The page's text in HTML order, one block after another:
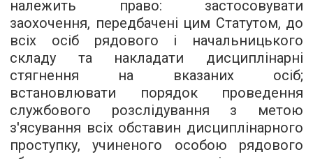
належить право: застосовувати
заохочення, передбачені цим Статутом, до
всіх осіб рядового і начальницького
складу та накладати дисциплінарні
стягнення на вказаних осіб;
встановлювати порядок проведення
службового розслідування з метою
з'ясування всіх обставин дисциплінарного
проступку, учиненого особою рядового